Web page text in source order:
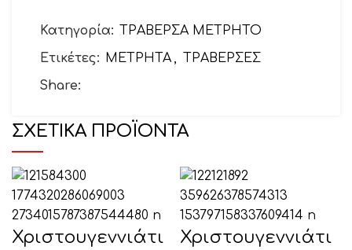
Θέμα
Το μήνυμά σας (προαιρετικό)
Κατηγορία: ΤΡΑΒΕΡΣΑ ΜΕΤΡΗΤΟ
Ετικέτες:
ΜΕΤΡΗΤΑ
ΤΡΑΒΕΡΣΕΣ
Share:
ΣΧΕΤΙΚΆ ΠΡΟΪΌΝΤΑ
Χριστουγεννιάτι
Χριστουγεννιάτι